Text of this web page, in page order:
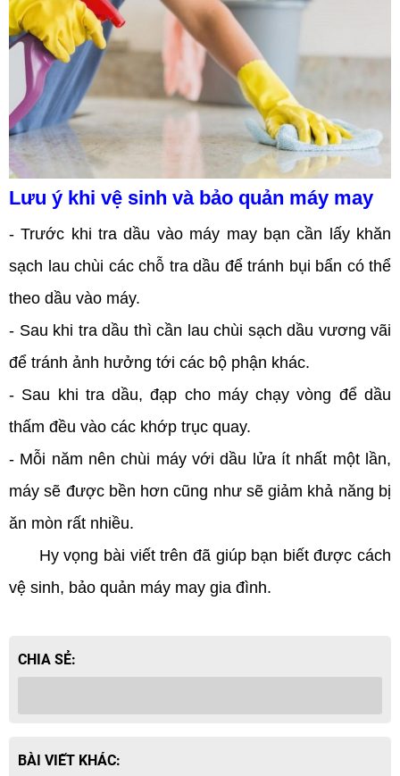
Lưu ý khi vệ sinh và bảo quản máy may
- Trước khi tra dầu vào máy may bạn cần lấy khăn
sạch lau chùi các chỗ tra dầu để tránh bụi bẩn có thể
theo dầu vào máy.
- Sau khi tra dầu thì cần lau chùi sạch dầu vương vãi
để tránh ảnh hưởng tới các bộ phận khác.
- Sau khi tra dầu, đạp cho máy chạy vòng để dầu
thấm đều vào các khớp trục quay.
- Mỗi năm nên chùi máy với dầu lửa ít nhất một lần,
máy sẽ được bền hơn cũng như sẽ giảm khả năng bị
ăn mòn rất nhiều.
Hy vọng bài viết trên đã giúp bạn biết được cách
vệ sinh, bảo quản máy may gia đình.
CHIA SẺ:
BÀI VIẾT KHÁC: